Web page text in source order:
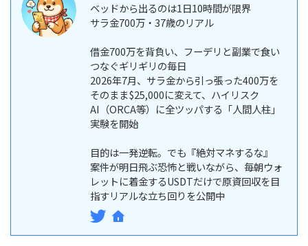
ベッドから出るのは1日10時間が限界
サラ金700万・37歳のリアル
借金700万を背負い、フーデリと副業で食い
つなぐギリギリの毎日
2026年7月、サラ金から引っ張った400万を
そのまま$25,000に変えて、ハイリスク
AI（ORCA等）に全ツッパする「人間人柱」
実験を開始
目的は一発逆転。でも『絶対マネするな』
案件が明日飛ぶ恐怖と戦いながら、毎朝ウォ
レットに着金するUSDTだけで原資回収を目
指すリアルな立ち回りを公開中